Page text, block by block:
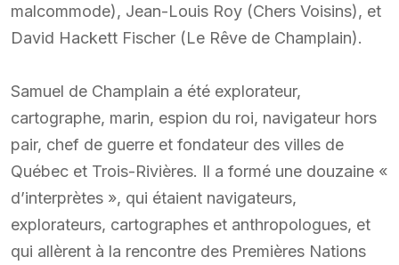
malcommode), Jean-Louis Roy (Chers Voisins), et
David Hackett Fischer (Le Rêve de Champlain).
Samuel de Champlain a été explorateur,
cartographe, marin, espion du roi, navigateur hors
pair, chef de guerre et fondateur des villes de
Québec et Trois-Rivières. Il a formé une douzaine «
d’interprètes », qui étaient navigateurs,
explorateurs, cartographes et anthropologues, et
qui allèrent à la rencontre des Premières Nations